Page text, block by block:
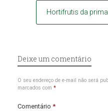
Hortifrutis da
Deixe um comentário
O seu endereço de e-mail não será
marcados com *
Comentário *